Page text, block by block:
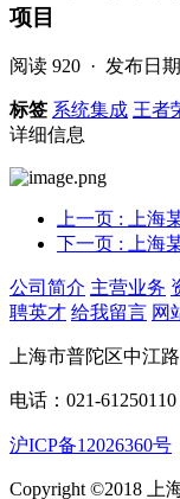
项目
阅读 920 · 发布日期
标签 系统集成 王者
详细信息
上一页 : 上海
下一页 : 上海
公司简介 主营业务
聘英才 给我留言 网
上海市普陀区中江
电话：021-61250110
沪ICP备12026360号
Copyright ©2018 上